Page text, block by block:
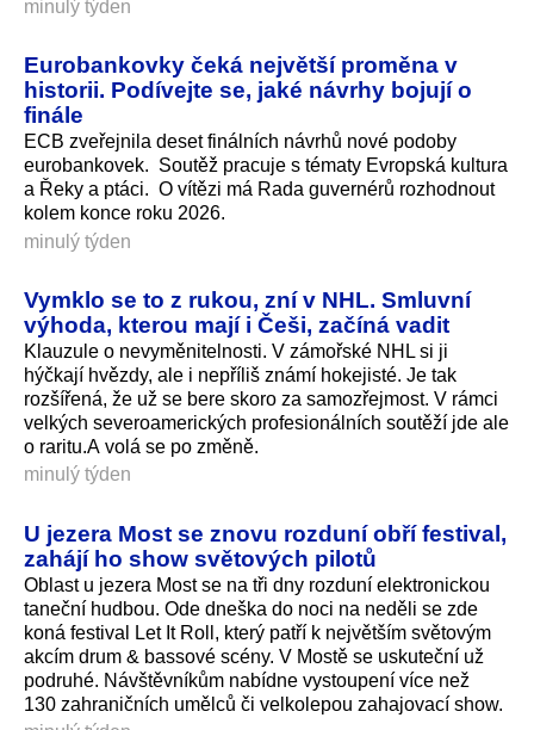
minulý týden
Eurobankovky čeká největší proměna v
historii. Podívejte se, jaké návrhy bojují o
finále
ECB zveřejnila deset finálních návrhů nové podoby
eurobankovek. Soutěž pracuje s tématy Evropská kultura
a Řeky a ptáci. O vítězi má Rada guvernérů rozhodnout
kolem konce roku 2026.
minulý týden
Vymklo se to z rukou, zní v NHL. Smluvní
výhoda, kterou mají i Češi, začíná vadit
Klauzule o nevyměnitelnosti. V zámořské NHL si ji
hýčkají hvězdy, ale i nepříliš známí hokejisté. Je tak
rozšířená, že už se bere skoro za samozřejmost. V rámci
velkých severoamerických profesionálních soutěží jde ale
o raritu.A volá se po změně.
minulý týden
U jezera Most se znovu rozduní obří festival,
zahájí ho show světových pilotů
Oblast u jezera Most se na tři dny rozduní elektronickou
taneční hudbou. Ode dneška do noci na neděli se zde
koná festival Let It Roll, který patří k největším světovým
akcím drum & bassové scény. V Mostě se uskuteční už
podruhé. Návštěvníkům nabídne vystoupení více než
130 zahraničních umělců či velkolepou zahajovací show.